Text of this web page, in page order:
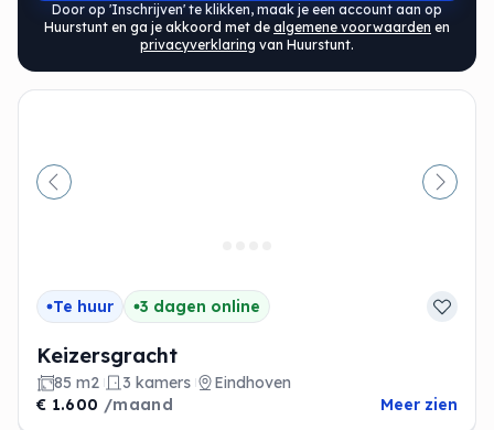
Door op 'Inschrijven' te klikken, maak je een account aan op
Huurstunt en ga je akkoord met de algemene voorwaarden en
privacyverklaring van Huurstunt.
Vorige
Te huur 3 dagen online
Keizersgracht
85 m2 3 kamers
Eindhoven
€ 1.600 /maand Meer zien